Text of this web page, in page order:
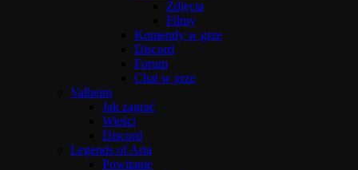
Zdjęcia
Filmy
Komendy w grze
Discord
Forum
Chat w grze
Valheim
Jak zagrać
Wieści
Discord
Legends of Aria
Powitanie